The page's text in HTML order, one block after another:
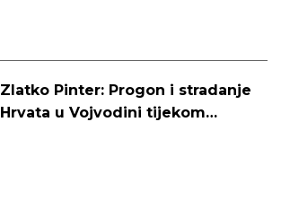
Zlatko Pinter: Progon i stradanje
Hrvata u Vojvodini tijekom